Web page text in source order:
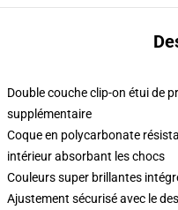
Double couche clip-on étui de
supplémentaire
Coque en polycarbonate
intérieur absorbant les chocs
Couleurs super brillantes
Ajustement sécurisé avec le